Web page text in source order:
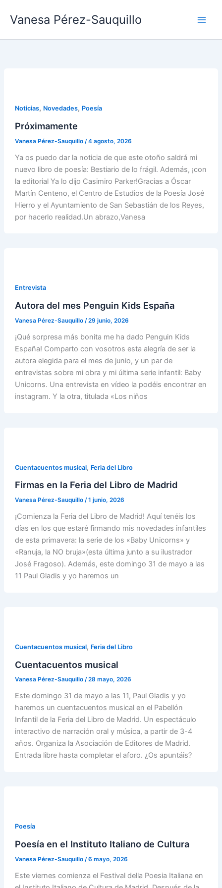
Vanesa Pérez-Sauquillo
Noticias, Novedades, Poesía
Próximamente
Vanesa Pérez-Sauquillo /4 agosto, 2026
Ya os puedo dar la noticia de que este otoño saldrá mi
nuevo libro de poesía: Bestiario de lo frágil. Además, ¡con
la editorial Ya lo dijo Casimiro Parker!Gracias a Óscar
Martín Centeno, el Centro de Estudios de la Poesía José
Hierro y el Ayuntamiento de San Sebastián de los Reyes,
por hacerlo realidad.Un abrazo,Vanesa
Entrevista
Autora del mes Penguin Kids España
Vanesa Pérez-Sauquillo /29 junio, 2026
¡Qué sorpresa más bonita me ha dado Penguin Kids
España! Comparto con vosotros esta alegría de ser la
autora elegida para el mes de junio, y un par de
entrevistas sobre mi obra y mi última serie infantil: Baby
Unicorns. Una entrevista en vídeo la podéis encontrar en
instagram. Y la otra, titulada «Los niños
Cuentacuentos musical, Feria del Libro
Firmas en la Feria del Libro de Madrid
Vanesa Pérez-Sauquillo /1 junio, 2026
¡Comienza la Feria del Libro de Madrid! Aquí tenéis los
días en los que estaré firmando mis novedades infantiles
de esta primavera: la serie de los «Baby Unicorns» y
«Ranuja, la NO bruja»(esta última junto a su ilustrador
José Fragoso). Además, este domingo 31 de mayo a las
11 Paul Gladis y yo haremos un
Cuentacuentos musical, Feria del Libro
Cuentacuentos musical
Vanesa Pérez-Sauquillo /28 mayo, 2026
Este domingo 31 de mayo a las 11, Paul Gladis y yo
haremos un cuentacuentos musical en el Pabellón
Infantil de la Feria del Libro de Madrid. Un espectáculo
interactivo de narración oral y música, a partir de 3-4
años. Organiza la Asociación de Editores de Madrid.
Entrada libre hasta completar el aforo. ¿Os apuntáis?
Poesía
Poesía en el Instituto Italiano de Cultura
Vanesa Pérez-Sauquillo /6 mayo, 2026
Este viernes comienza el Festival della Poesia Italiana en